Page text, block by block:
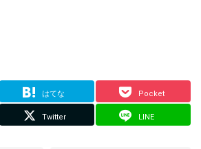
はてな Pocket
Twitter LINE